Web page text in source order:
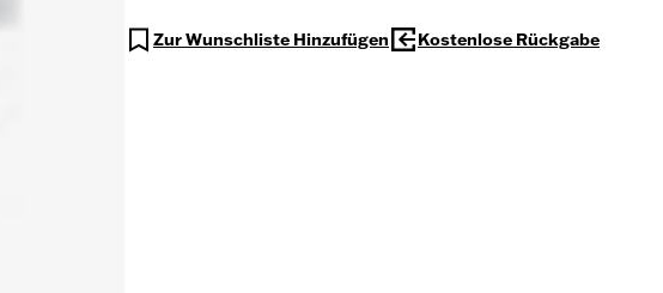
Zur Wunschliste Hinzufügen Kostenlose Rückgabe